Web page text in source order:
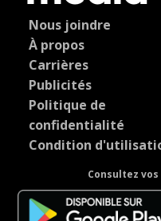
Nous joindre
À propos
Carrières
Publicités
Politique de
confidentialité
Condition
Consultez